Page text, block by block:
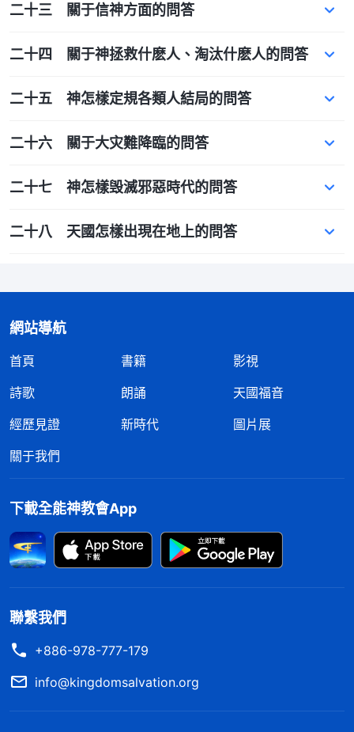
二十三 關于信神方面的問答
二十四 關于神拯救什麽人、淘汰什麽人的問答
二十五 神怎樣定規各類人結局的問答
二十六 關于大灾難降臨的問答
二十七 神怎樣毁滅邪惡時代的問答
二十八 天國怎樣出現在地上的問答
網站導航
首頁 書籍
影視
詩歌
朗誦
天國福音
經歷見證
新時代
圖片展
關于我們
下載全能神教會App
聯繫我們
+886-978-777-179
info@kingdomsalvation.org